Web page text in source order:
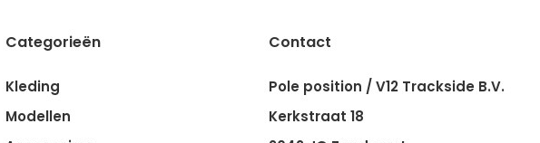
Categorieën
Kleding
Modellen
Contact
Pole position / V12 Trackside B.V.
Kerkstraat 18